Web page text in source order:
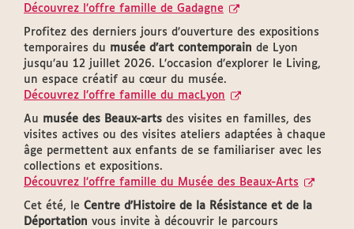
Découvrez l’offre famille de Gadagne
Profitez des derniers jours d’ouverture des expositions
temporaires du musée d’art contemporain de Lyon
jusqu’au 12 juillet 2026. L’occasion d’explorer le Living,
un espace créatif au cœur du musée.
Découvrez l’offre famille du macLyon
Au musée des Beaux-arts des visites en familles, des
visites actives ou des visites ateliers adaptées à chaque
âge permettent aux enfants de se familiariser avec les
collections et expositions.
Découvrez l’offre famille du Musée des Beaux-Arts
Cet été, le Centre d'Histoire de la Résistance et de la
Déportation vous invite à découvrir le parcours